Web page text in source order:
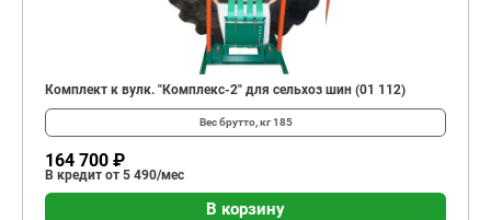
Комплект к вулк. "Комплекс-2" для сельхоз шин (01 112)
Вес брутто, кг185
164 700 ₽
В кредит от 5 490/мес
В корзину